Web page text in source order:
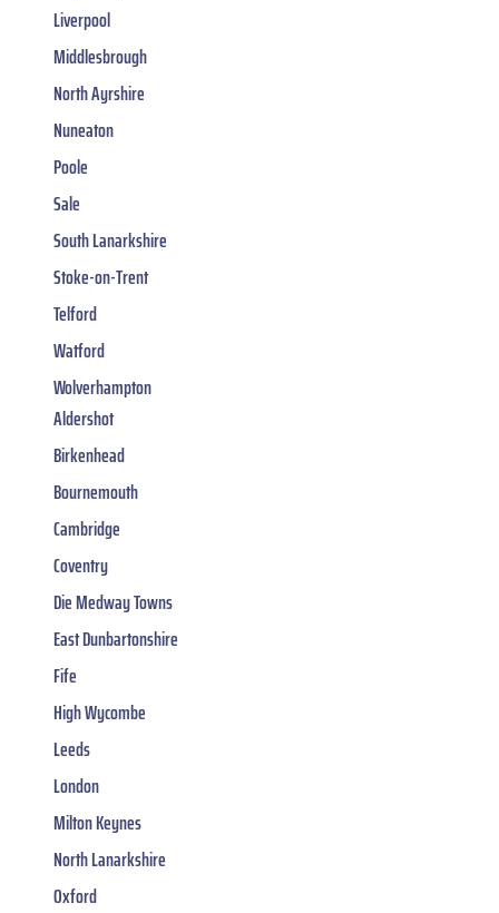
Liverpool
Middlesbrough
North Ayrshire
Nuneaton
Poole
Sale
South Lanarkshire
Stoke-on-Trent
Telford
Watford
Wolverhampton
Aldershot
Birkenhead
Bournemouth
Cambridge
Coventry
Die Medway Towns
East Dunbartonshire
Fife
High Wycombe
Leeds
London
Milton Keynes
North Lanarkshire
Oxford